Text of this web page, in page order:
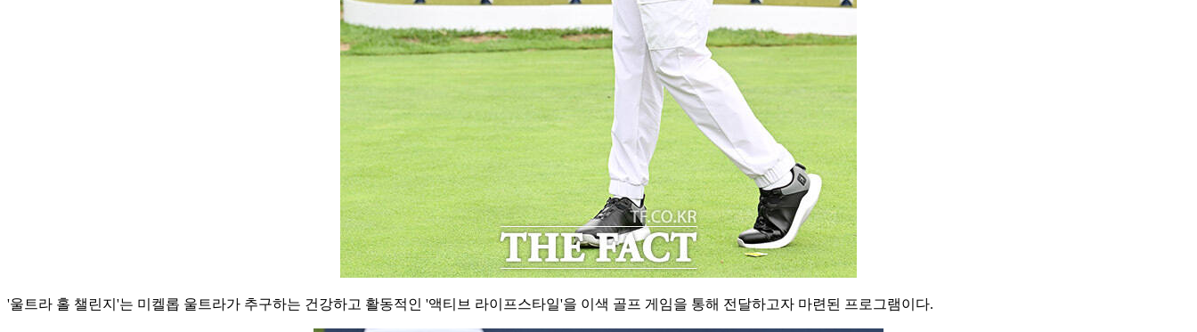
'울트라 홀 챌린지'는 미켈롭 울트라가 추구하는 건강하고 활동적인 '액티브 라이프스타일'을 이색 골프 게임을 통해 전달하고자 마련된 프로그램이다.